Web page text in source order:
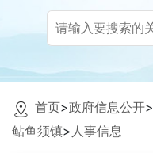
首页>政府信息公开>
鲇鱼须镇> 人事信息